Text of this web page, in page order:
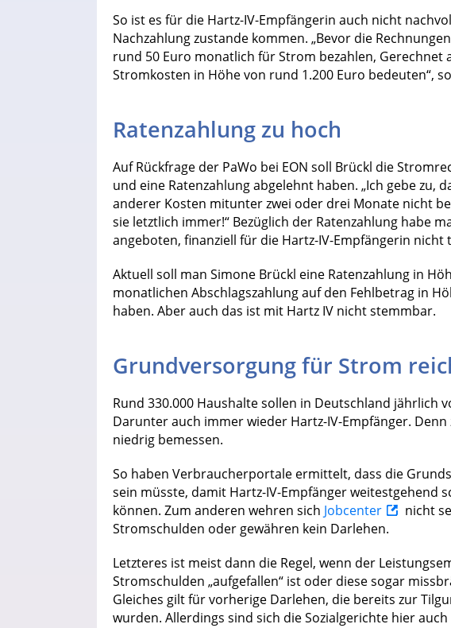
So ist es für die Hartz-IV-Empfängerin auch nicht
Nachzahlung zustande kommen. „Bevor die
rund 50 Euro monatlich für Strom bezahlen, Gerechnet
Stromkosten in Höhe von rund 1.200 Euro bedeuten“,
Ratenzahlung zu hoch
Auf Rückfrage der PaWo bei EON soll Brückl die
und eine Ratenzahlung abgelehnt haben. „Ich gebe zu,
anderer Kosten mitunter zwei oder drei Monate nicht
sie letztlich immer!“ Bezüglich der Ratenzahlung habe
angeboten, finanziell für die Hartz-IV-Empfängerin nicht
Aktuell soll man Simone Brückl eine Ratenzahlung in
monatlichen Abschlagszahlung auf den Fehlbetrag in
haben. Aber auch das ist mit Hartz IV nicht stemmbar.
Grundversorgung für Strom
Rund 330.000 Haushalte sollen in Deutschland jährlich
Darunter auch immer wieder Hartz-IV-Empfänger. Denn
niedrig bemessen.
So haben Verbraucherportale ermittelt, dass die
sein müsste, damit Hartz-IV-Empfänger weitestgehend
können. Zum anderen wehren sich Jobcenter
nicht
Stromschulden oder gewähren kein Darlehen.
Letzteres ist meist dann die Regel, wenn der
Stromschulden „aufgefallen“ ist oder diese sogar
Gleiches gilt für vorherige Darlehen, die bereits zur
wurden. Allerdings sind sich die Sozialgerichte hier